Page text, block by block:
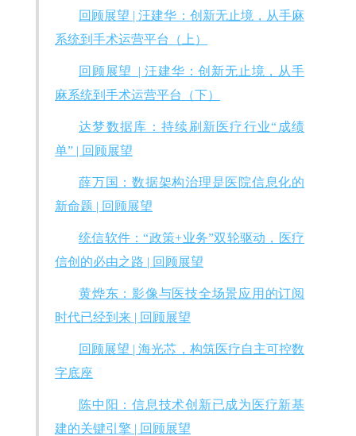
回顾展望 | 汪建华：创新无止境，从手麻
系统到手术运营平台（上）
回顾展望 | 汪建华：创新无止境，从手
麻系统到手术运营平台（下）
达梦数据库：持续刷新医疗行业“成绩
单” | 回顾展望
薛万国：数据架构治理是医院信息化的
新命题 | 回顾展望
统信软件：“政策+业务”双轮驱动，医疗
信创的必由之路 | 回顾展望
黄烨东：影像与医技全场景应用的订阅
时代已经到来 | 回顾展望
回顾展望 | 海光芯，构筑医疗自主可控数
字底座
陈中阳：信息技术创新已成为医疗新基
建的关键引擎 | 回顾展望